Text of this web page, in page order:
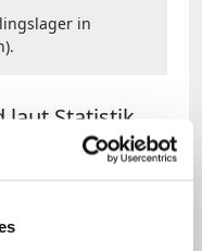
in
laut Statistik
halten den